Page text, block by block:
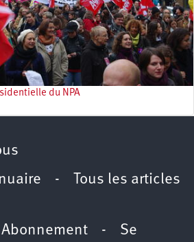
du NPA
-
Tous les articles
Abonnement - Se